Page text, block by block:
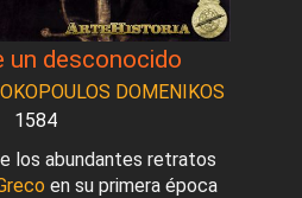
un desconocido
DOMENIKOS
1584
los abundantes retratos
en su primera época